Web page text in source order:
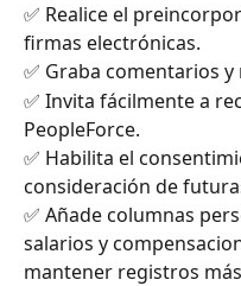
✅ Realice el
firmas electrónicas.
✅ Graba comentarios
✅ Invita fácilmente a
PeopleForce.
✅ Habilita el
consideración de
✅ Añade columnas
salarios y
mantener registros